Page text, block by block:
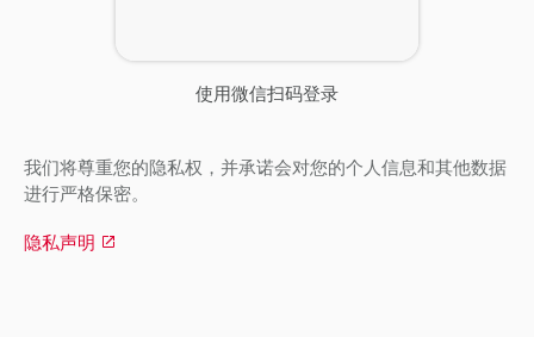
使用微信扫码登录
我们将尊重您的隐私权，并承诺会对您的个人信息和其他数据
进行严格保密。
隐私声明